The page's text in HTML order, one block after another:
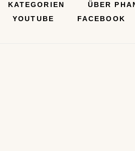
KATEGORIEN ÜBER
YOUTUBE FACEBOOK